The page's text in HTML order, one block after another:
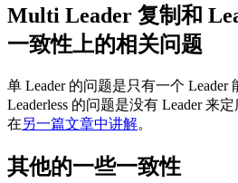
Multi Leader 复制和
一致性上的相关问题
单 Leader 的问题是只有一个 Leader
Leaderless 的问题是没有 Leader 来定
在另一篇文章中讲解。
其他的一些一致性